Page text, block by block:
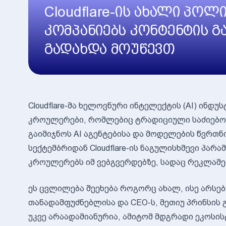
Cloudflare-ის ახალი
კომპანიებს კონტენტის
გადახდა მოუწევთ
Cloudflare-მა ხელოვნური ინტელექტის (AI)
კროულერები, რომლებიც ტრადიციული საძიებო
გაიმიჯნოს AI აგენტებისა და მოდელების
სექტემბრიდან Cloudflare-ის ნაგულისხმევი
კროულერებს იმ ვებგვერდებზე, სადაც
ეს ცვლილება შეეხება როგორც ახალ, ისე
თანადამფუძნებლისა და CEO-ს, მეთიუ
უკვე არაადამიანურია, ამიტომ მდგრადი